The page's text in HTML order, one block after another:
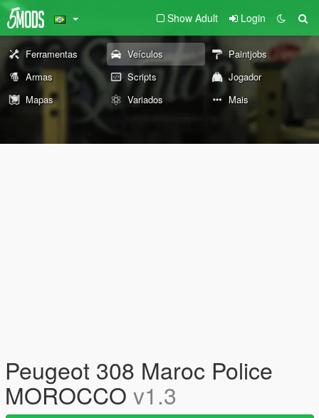
Show Adult Login
Ferramentas Veículos
Paintjobs
Armas
Scripts
Jogador
Mapas
Variados Mais
Peugeot 308 Maroc Police
MOROCCO v1.3